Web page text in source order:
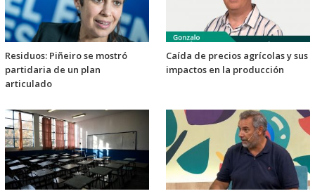
Residuos: Piñeiro se mostró
partidaria de un plan
articulado
Caída de precios agrícolas y sus
impactos en la producción